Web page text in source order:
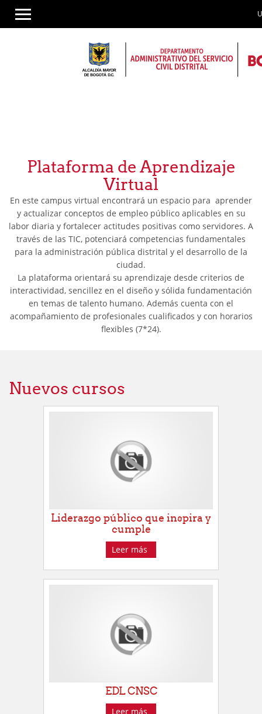
Plataforma de Aprendizaje
Virtual
En este campus virtual encontrará un espacio para aprender
y actualizar conceptos de empleo público aplicables en su
labor diaria y fortalecer actitudes positivas como servidores. A
través de las TIC, potenciará competencias fundamentales
para la administración pública distrital y el desarrollo de la
ciudad.
La plataforma orientará su aprendizaje desde criterios de
interactividad, sencillez en el diseño y sólida fundamentación
en temas de talento humano. Además cuenta con el
acompañamiento de profesionales cualificados y con horarios
flexibles (7*24).
Nuevos cursos
Liderazgo público que inspira y
cumple
Leer más
EDL CNSC
Leer más